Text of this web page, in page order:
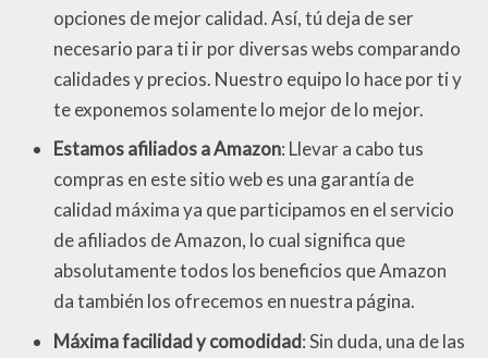
opciones de mejor calidad. Así, tú deja de ser
necesario para ti ir por diversas webs comparando
calidades y precios. Nuestro equipo lo hace por ti y
te exponemos solamente lo mejor de lo mejor.
Estamos afiliados a Amazon: Llevar a cabo tus
compras en este sitio web es una garantía de
calidad máxima ya que participamos en el servicio
de afiliados de Amazon, lo cual significa que
absolutamente todos los beneficios que Amazon
da también los ofrecemos en nuestra página.
Máxima facilidad y comodidad: Sin duda, una de las